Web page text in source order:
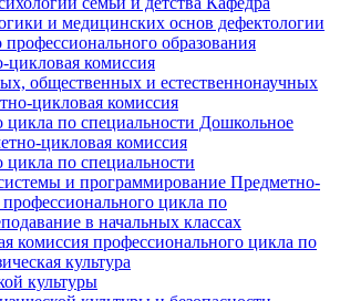
и медицинских основ дефектологии
профессионального образования
цикловая комиссия
общественных и естественнонаучных
цикловая комиссия
цикла по специальности Дошкольное
цикловая комиссия
цикла по специальности
и программирование Предметно-
цикла по
в начальных классах
комиссия профессионального цикла по
культура
культуры